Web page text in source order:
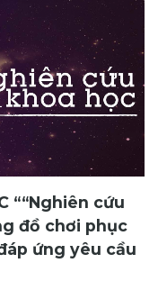
““Nghiên cứu
đồ chơi phục
ứng yêu cầu